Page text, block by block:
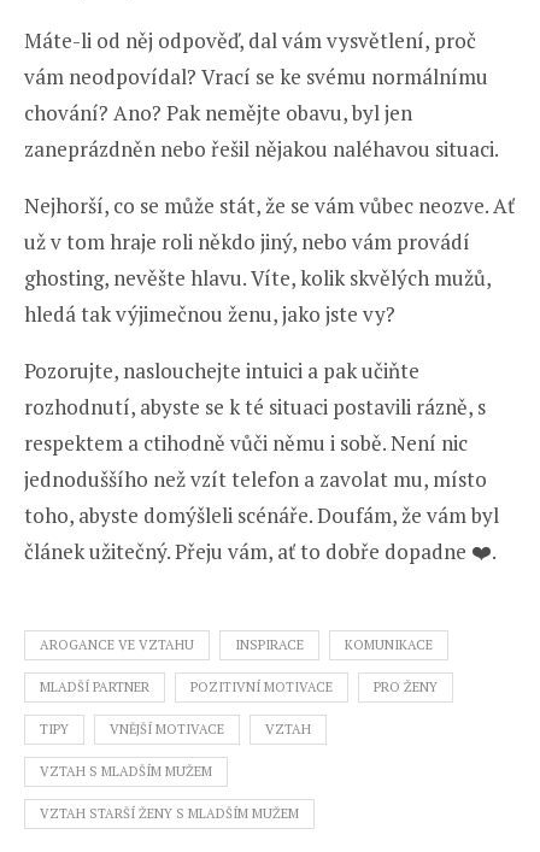
Máte-li od něj odpověď, dal vám vysvětlení, proč
vám neodpovídal? Vrací se ke svému normálnímu
chování? Ano? Pak nemějte obavu, byl jen
zaneprázdněn nebo řešil nějakou naléhavou situaci.
Nejhorší, co se může stát, že se vám vůbec neozve. Ať
už v tom hraje roli někdo jiný, nebo vám provádí
ghosting, nevěšte hlavu. Víte, kolik skvělých mužů,
hledá tak výjimečnou ženu, jako jste vy?
Pozorujte, naslouchejte intuici a pak učiňte
rozhodnutí, abyste se k té situaci postavili rázně, s
respektem a ctihodně vůči němu i sobě. Není nic
jednoduššího než vzít telefon a zavolat mu, místo
toho, abyste domýšleli scénáře. Doufám, že vám byl
článek užitečný. Přeju vám, ať to dobře dopadne ❤️.
AROGANCE VE VZTAHU INSPIRACE KOMUNIKACE
MLADŠÍ PARTNER POZITIVNÍ MOTIVACE PRO ŽENY
TIPY VNĚJŠÍ MOTIVACE VZTAH
VZTAH S MLADŠÍM MUŽEM
VZTAH STARŠÍ ŽENY S MLADŠÍM MUŽEM